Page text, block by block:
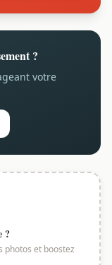
?
votre
?
photos et boostez